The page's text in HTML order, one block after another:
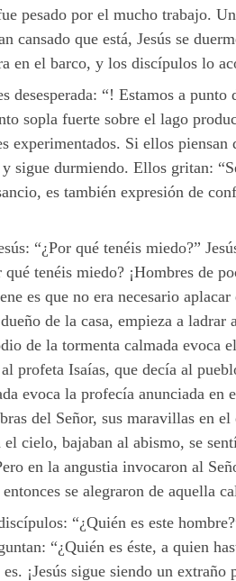
pesado por el mucho trabajo.
cansado que está, Jesús se
en el barco, y los discípulos lo
desesperada: “! Estamos a
sopla fuerte sobre el lago
experimentados. Si ellos
y sigue durmiendo. Ellos gritan:
es también expresión de
“¿Por qué tenéis miedo?”
tenéis miedo? ¡Hombres de
es que no era necesario
de la casa, empieza a
de la tormenta calmada evoca
profeta Isaías, que decía al
evoca la profecía anunciada
del Señor, sus maravillas en
cielo, bajaban al abismo, se
en la angustia invocaron al
se alegraron de aquella
“¿Quién es este
“¿Quién es éste, a quien
¡Jesús sigue siendo un extraño